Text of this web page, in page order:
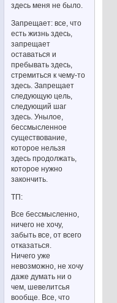
здесь меня не было.
Запрещает: все, что
есть жизнь здесь,
запрещает
оставаться и
пребывать здесь,
стремиться к чему-то
здесь. Запрещает
следующую цель,
следующий шаг
здесь. Унылое,
бессмысленное
существование,
которое нельзя
здесь продолжать,
которое нужно
закончить.
ТП:
Все бессмысленно,
ничего не хочу,
забыть все, от всего
отказаться.
Ничего уже
невозможно, не хочу
даже думать ни о
чем, шевелитсья
вообще. Все, что